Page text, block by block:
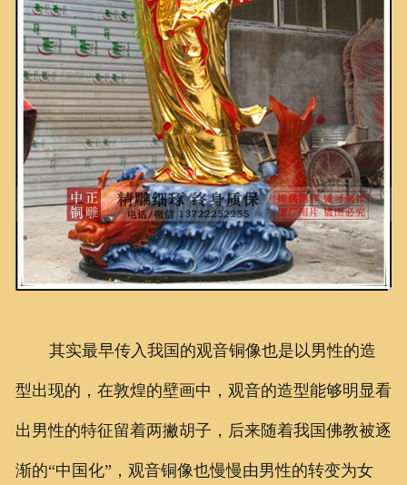
其实最早传入我国的观音铜像也是以男性的造
型出现的，在敦煌的壁画中，观音的造型能够明显看
出男性的特征留着两撇胡子，后来随着我国佛教被逐
渐的“中国化”，观音铜像也慢慢由男性的转变为女